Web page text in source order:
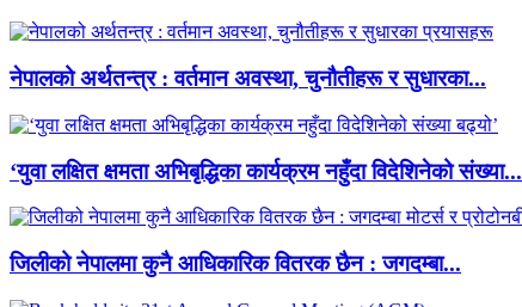
नेपालको अर्थतन्त्र : वर्तमान अवस्था, चुनौतीहरू र सुधारका...
‘युवा लक्षित क्षमता अभिबृद्धिका कार्यक्रम नहुँदा विदेशिनेको संख्या...
जिलीको नेपालमा कुनै आधिकारिक वितरक छैन : जगदम्बा...